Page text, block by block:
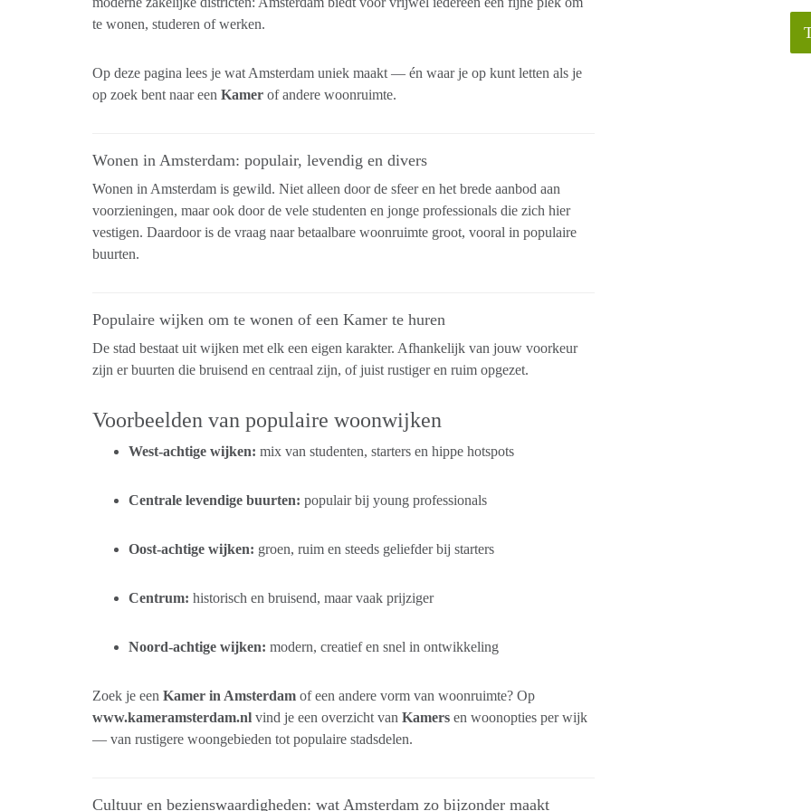
te wonen, studeren of werken.
Op deze pagina lees je wat Amsterdam uniek maakt — én waar je op kunt letten als je
op zoek bent naar een Kamer of andere woonruimte.
Wonen in Amsterdam: populair, levendig en divers
Wonen in Amsterdam is gewild. Niet alleen door de sfeer en het brede aanbod aan
voorzieningen, maar ook door de vele studenten en jonge professionals die zich hier
vestigen. Daardoor is de vraag naar betaalbare woonruimte groot, vooral in populaire
buurten.
Populaire wijken om te wonen of een Kamer te huren
De stad bestaat uit wijken met elk een eigen karakter. Afhankelijk van jouw voorkeur
zijn er buurten die bruisend en centraal zijn, of juist rustiger en ruim opgezet.
Voorbeelden van populaire woonwijken
West-achtige wijken: mix van studenten, starters en hippe hotspots
Centrale levendige buurten: populair bij young professionals
Oost-achtige wijken: groen, ruim en steeds geliefder bij starters
Centrum: historisch en bruisend, maar vaak prijziger
Noord-achtige wijken: modern, creatief en snel in ontwikkeling
Zoek je een Kamer in Amsterdam of een andere vorm van woonruimte? Op
www.kameramsterdam.nl vind je een overzicht van Kamers en woonopties per wijk
— van rustigere woongebieden tot populaire stadsdelen.
Cultuur en bezienswaardigheden: wat Amsterdam zo bijzonder maakt